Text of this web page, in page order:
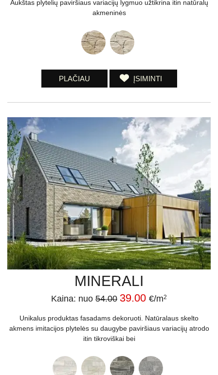
Aukštas plytelių paviršiaus variacijų lygmuo užtikrina itin natūralų
akmeninės
PLAČIAU ĮSIMINTI
MINERALI
Kaina: nuo 54.00 39.00 €/m2
Unikalus produktas fasadams dekoruoti. Natūralaus skelto
akmens imitacijos plytelės su daugybe paviršiaus variacijų atrodo
itin tikroviškai bei